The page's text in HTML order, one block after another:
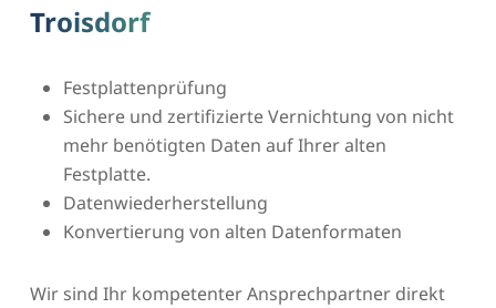
Troisdorf
Festplattenprüfung
Sichere und zertifizierte Vernichtung von nicht
mehr benötigten Daten auf Ihrer alten
Festplatte.
Datenwiederherstellung
Konvertierung von alten Datenformaten
Wir sind Ihr kompetenter Ansprechpartner direkt